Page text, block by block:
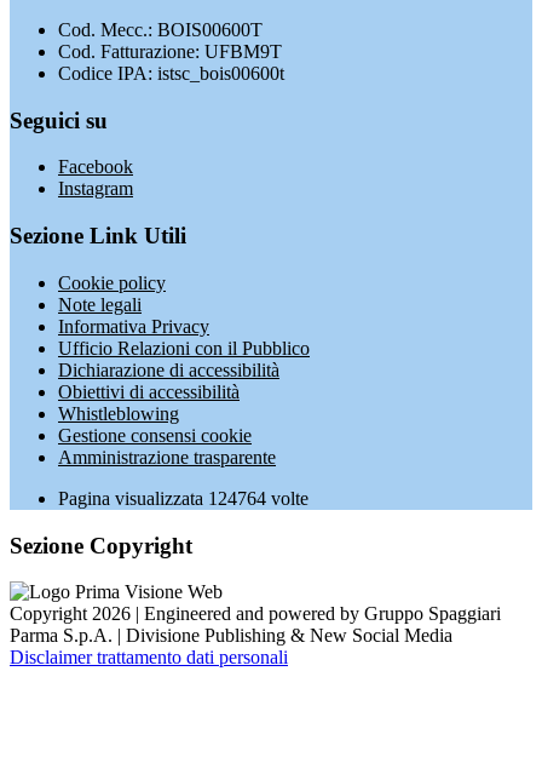
Cod. Mecc.: BOIS00600T
Cod. Fatturazione: UFBM9T
Codice IPA: istsc_bois00600t
Seguici su
Facebook
Instagram
Sezione Link Utili
Cookie policy
Note legali
Informativa Privacy
Ufficio Relazioni con il Pubblico
Dichiarazione di accessibilità
Obiettivi di accessibilità
Whistleblowing
Gestione consensi cookie
Amministrazione trasparente
Pagina visualizzata 124764 volte
Sezione Copyright
Copyright 2026 | Engineered and powered by Gruppo Spaggiari
Parma S.p.A. | Divisione Publishing & New Social Media
Disclaimer trattamento dati personali